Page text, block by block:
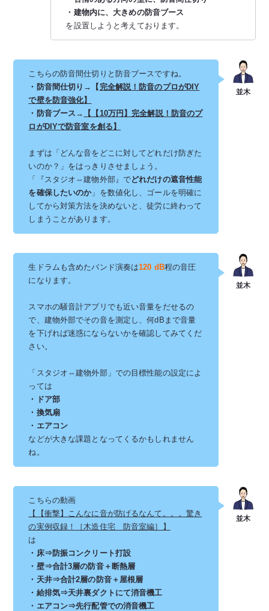
・建物内に、大きめの防音ブース
を設置しようと考えております。
こちらの防音間仕切りと防音ブースですね。
・防音間仕切り→【完全解説！防音のプロがDIY
で壁を防音強化】
・防音ブース→
【【10万円】完全解説！防音のプ
ロがDIYで防音室を創る】
まずは「どんな音をどこに対してどれだけ防ぎた
いのか？」をはっきりさせましょう。
「『スタジオ⇔建物外部』でどれだけの遮音性能
を確保したいのか」を数値化し、ゴールを明確に
してから対策方法を決めないと、徒労に終わって
しまうことがあります。
生ドラムも含めたバンド演奏は120 dB程の音圧
になります。
スマホの騒音計アプリでも近い音量をだせるの
で、建物外部でその音を測定し、何dBまで音量
を下げれば迷惑にならないかを確認してみてくだ
さい。
「スタジオ⇔建物外部」での目標性能の設定によ
っては
・ドア部
・換気扇
・エアコン
などが大きな課題となってくるかもしれません
ね。
こちらの動画
【【衝撃】こんなに音が防げるなんて。。。驚き
の実例収録！［木造住宅 防音室編］】
は
・床⇒防振コンクリート打設
・壁⇒合計3層の防音＋断熱層
・天井⇒合計2層の防音＋屋根層
・給排気⇒天井裏ダクトにて消音機工
・エアコン⇒先行配管での消音機工